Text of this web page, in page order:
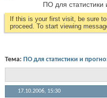
ПО для статистики
If this is your first visit, be sure
proceed. To start viewing
Тема: ПО для статистики и
17.10.2006, 15:30